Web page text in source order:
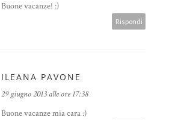
Buone vacanze! :)
Rispondi
ILEANA PAVONE
29 giugno 2013 alle ore 17:38
Buone vacanze mia cara :)